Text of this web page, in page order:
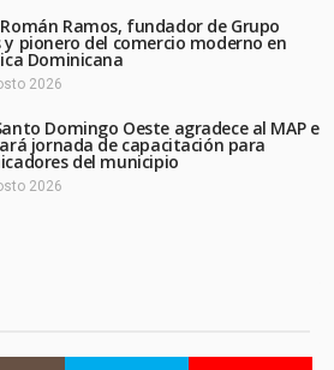
Ramos, fundador de Grupo
y pionero del comercio moderno en
Dominicana
2026
Domingo Oeste agradece al MAP e
jornada de capacitación para
del municipio
2026